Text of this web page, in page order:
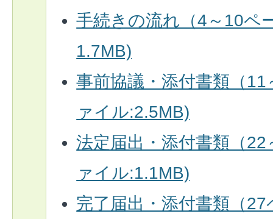
手続きの流れ（4～10ペ
1.7MB)
事前協議・添付書類（
ァイル:2.5MB)
法定届出・添付書類（
ァイル:1.1MB)
完了届出・添付書類（